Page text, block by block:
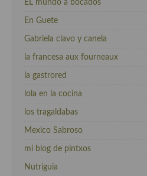
EL mundo a bocados
En Guete
Gabriela clavo y canela
la francesa aux fourneaux
la gastrored
lola en la cocina
los tragaldabas
Mexico Sabroso
mi blog de pintxos
Nutriguia